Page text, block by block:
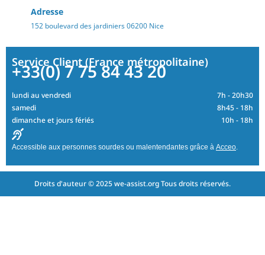
Adresse
152 boulevard des jardiniers 06200 Nice
Service Client (France métropolitaine)
+33(0) 7 75 84 43 20
lundi au vendredi
7h - 20h30
samedi
8h45 - 18h
dimanche et jours fériés
10h - 18h
Accessible aux personnes sourdes ou malentendantes grâce à Acceo.
Droits d'auteur © 2025 we-assist.org Tous droits réservés.